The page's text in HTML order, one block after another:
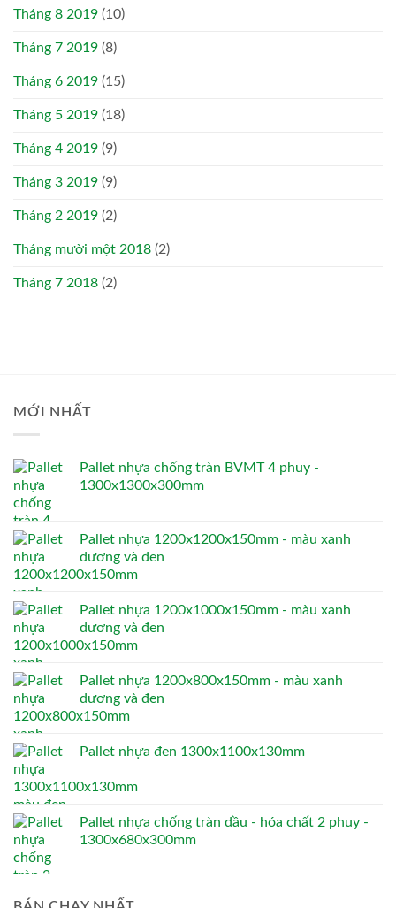
Tháng 8 2019 (10)
Tháng 7 2019 (8)
Tháng 6 2019 (15)
Tháng 5 2019 (18)
Tháng 4 2019 (9)
Tháng 3 2019 (9)
Tháng 2 2019 (2)
Tháng mười một 2018 (2)
Tháng 7 2018 (2)
MỚI NHẤT
Pallet nhựa chống tràn BVMT 4 phuy -
1300x1300x300mm
Pallet nhựa 1200x1200x150mm - màu xanh
dương và đen
Pallet nhựa 1200x1000x150mm - màu xanh
dương và đen
Pallet nhựa 1200x800x150mm - màu xanh
dương và đen
Pallet nhựa đen 1300x1100x130mm
Pallet nhựa chống tràn dầu - hóa chất 2 phuy -
1300x680x300mm